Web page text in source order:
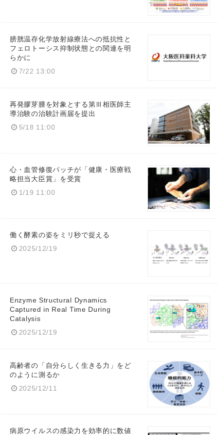
膀胱温存化学放射線療法への抵抗性と
フェロトーシス抑制状態との関連を明
らかに
7/22 13:00
再発膠芽腫を対象とする第Ⅲ相医師主
導治験の治験計画届を提出
5/18 11:00
心・血管修復パッチが「健康・医療戦
略担当大臣賞」を受賞
1/19 11:00
働く酵素の姿をミリ秒で捉える
2025/12/19
Enzyme Structural Dynamics
Captured in Real Time During
Catalysis
2025/12/19
高齢者の「自分らしく生きる力」をど
のように測るか
2025/12/11
病原ウイルスの感染力を効率的に数値
Japanese
English